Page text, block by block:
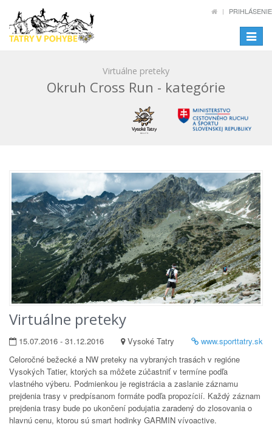
PRIHLÁSENIE
Toggle
Virtuálne preteky
Okruh Cross Run - kategórie
Virtuálne preteky
15.07.2016 - 31.12.2016 Vysoké Tatry
www.sporttatry.sk
Celoročné bežecké a NW preteky na vybraných trasách v regióne
Vysokých Tatier, ktorých sa môžete zúčastniť v termíne podľa
vlastného výberu. Podmienkou je registrácia a zaslanie záznamu
prejdenia trasy v predpísanom formáte podľa propozícií. Každý záznam
prejdenia trasy bude po ukončení podujatia zaradený do zlosovania o
hlavnú cenu, ktorou sú smart hodinky GARMIN vívoactive.